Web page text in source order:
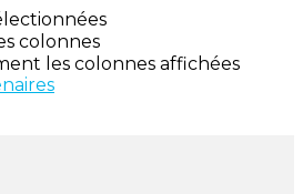
colonnes
les colonnes affichées